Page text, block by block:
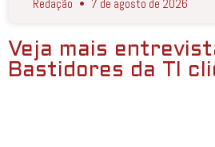
Redação 7 de agosto de 2026
Veja mais
Bastidores da TI